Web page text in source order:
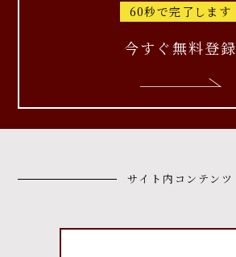
60秒で完了します
今すぐ無料登録
サイト内コンテンツ